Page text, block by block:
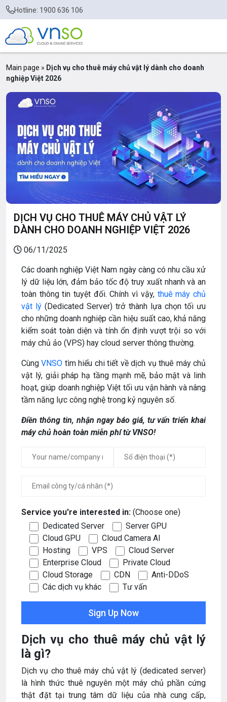
Hotline: 1900 636 106
Main page » Dịch vụ cho thuê máy chủ vật lý dành cho doanh
nghiệp Việt 2026
DỊCH VỤ CHO THUÊ MÁY CHỦ VẬT LÝ
DÀNH CHO DOANH NGHIỆP VIỆT 2026
06/11/2025
Các doanh nghiệp Việt Nam ngày càng có nhu cầu xử
lý dữ liệu lớn, đảm bảo tốc độ truy xuất nhanh và an
toàn thông tin tuyệt đối. Chính vì vậy, thuê máy chủ
vật lý (Dedicated Server) trở thành lựa chọn tối ưu
cho những doanh nghiệp cần hiệu suất cao, khả năng
kiểm soát toàn diện và tính ổn định vượt trội so với
máy chủ ảo (VPS) hay cloud server thông thường.
CùngVNSO tìm hiểu chi tiết về dịch vụ thuê máy chủ
vật lý, giải pháp hạ tầng mạnh mẽ, bảo mật và linh
hoạt, giúp doanh nghiệp Việt tối ưu vận hành và nâng
tầm năng lực công nghệ trong kỷ nguyên số.
Điền thông tin, nhận ngay báo giá, tư vấn triển khai
máy chủ hoàn toàn miễn phí từ VNSO!
Service you're interested in: (Choose one)
Dedicated Server
Server GPU
Cloud GPU
Cloud Camera AI
Hosting
VPS
Cloud Server
Enterprise Cloud
Private Cloud
Cloud Storage
CDN
Anti-DDoS
Các dịch vụ khác
Tư vấn
Dịch vụ cho thuê máy chủ vật lý
là gì?
Dịch vụ cho thuê máy chủ vật lý (dedicated server)
là hình thức thuê nguyên một máy chủ phần cứng
thật đặt tại trung tâm dữ liệu của nhà cung cấp,